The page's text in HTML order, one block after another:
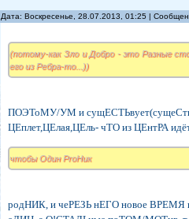
Дата: Воскресенье, 28.07.2013, 01:25 |
(потому-как Зло и Добро - это Разные
его из Ребра-то...))
ПОЭТоМУ/УМ и
ЦЕплет,ЦЕлая,ЦЕль- чТО из ЦЕнтРА
чтобы Один ProНик
родНИК, и чеРЕЗЬ нЕГО новое